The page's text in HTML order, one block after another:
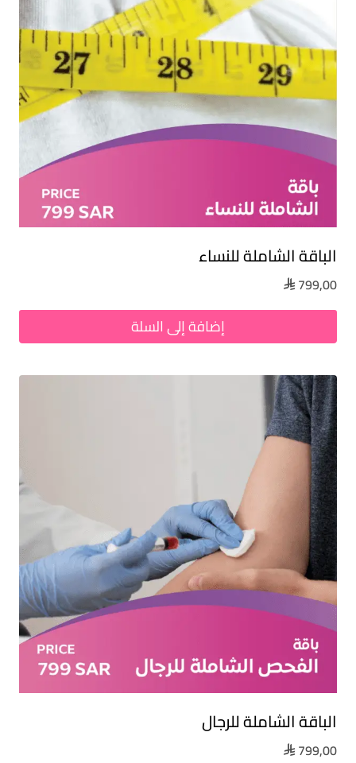
الباقة الشاملة للنساء
 799,00
إضافة إلى السلة
الباقة الشاملة للرجال
 799,00